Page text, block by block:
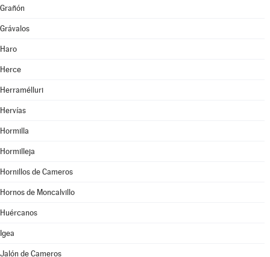
Grañón
Grávalos
Haro
Herce
Herramélluri
Hervías
Hormilla
Hormilleja
Hornillos de Cameros
Hornos de Moncalvillo
Huércanos
Igea
Jalón de Cameros